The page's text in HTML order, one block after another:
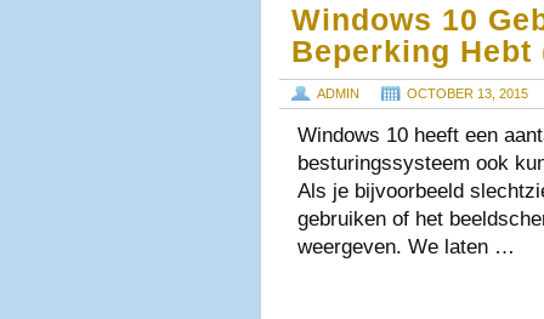
Windows 10
Beperking Hebt
ADMIN OCTOBER 13, 2015
Windows 10 heeft een
besturingssysteem ook
Als je bijvoorbeeld
gebruiken of het
weergeven. We laten …